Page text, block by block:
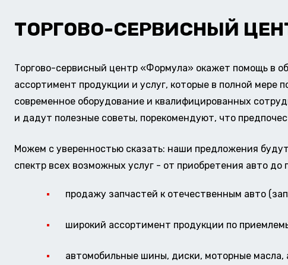
ТОРГОВО-СЕРВИСНЫЙ
Торгово-сервисный центр «Формула» окажет помощь в
ассортимент продукции и услуг, которые в полной
современное оборудование и квалифицированных
и дадут полезные советы, порекомендуют, что
Можем с уверенностью сказать: наши предложения
спектр всех возможных услуг - от приобретения авто
продажу запчастей к отечественным авто
широкий ассортимент продукции по
автомобильные шины, диски, моторные масла,